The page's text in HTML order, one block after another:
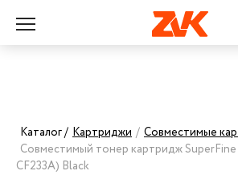
Каталог / Картриджи / Совместимые
Совместимый тонер картридж SuperFine
CF233A) Black